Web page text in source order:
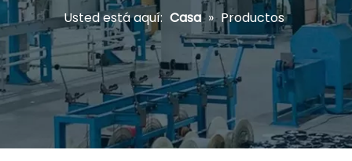
Usted está aquí: Casa » Productos